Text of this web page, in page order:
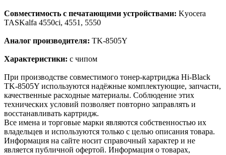
Совместимость с печатающими устройствами: Kyocera
TASKalfa 4550ci, 4551, 5550
Аналог производителя: TK-8505Y
Характеристики: с чипом
При производстве совместимого тонер-картриджа Hi-Black
TK-8505Y используются надёжные комплектующие, запчасти,
качественные расходные материалы. Соблюдение этих
технических условий позволяет повторно заправлять и
восстанавливать картридж.
Все имена и торговые марки являются собственностью их
владельцев и используются только с целью описания товара.
Информация на сайте носит справочный характер и не
является публичной офертой. Информация о товарах,